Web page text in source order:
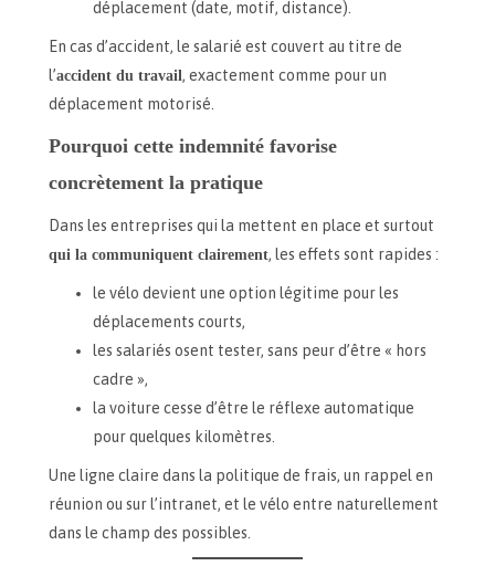
déplacement (date, motif, distance).
En cas d’accident, le salarié est couvert au titre de
l’accident du travail, exactement comme pour un
déplacement motorisé.
Pourquoi cette indemnité favorise
concrètement la pratique
Dans les entreprises qui la mettent en place et surtout
qui la communiquent clairement, les effets sont rapides :
le vélo devient une option légitime pour les
déplacements courts,
les salariés osent tester, sans peur d’être « hors
cadre »,
la voiture cesse d’être le réflexe automatique
pour quelques kilomètres.
Une ligne claire dans la politique de frais, un rappel en
réunion ou sur l’intranet, et le vélo entre naturellement
dans le champ des possibles.